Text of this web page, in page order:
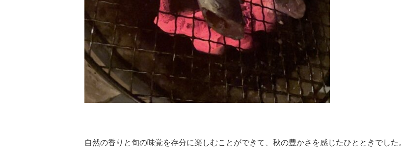
自然の香りと旬の味覚を存分に楽しむことができて、秋の豊かさを感じたひとときでした。